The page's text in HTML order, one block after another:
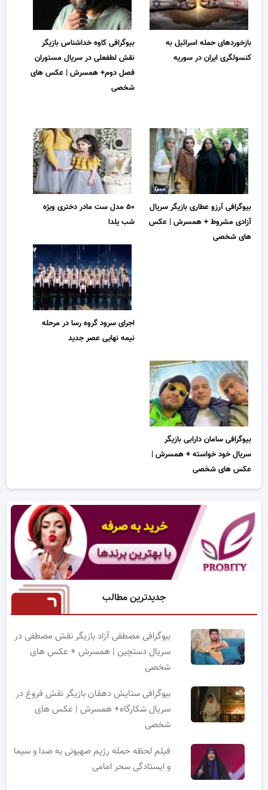
بازخوردهای حمله اسرائیل به
کنسولگری ایران در سوریه
بیوگرافی کاوه خداشناس بازیگر
نقش لطفعلی در سریال مستوران
فصل دوم+ همسرش | عکس های
شخصی
بیوگرافی آرزو عطاری بازیگر سریال
آزادی مشروط + همسرش | عکس
های شخصی
۵۰ مدل ست مادر دختری ویژه
شب یلدا
اجرای سرود گروه رسا در مرحله
نیمه نهایی عصر جدید
بیوگرافی سامان دارابی بازیگر
سریال خود خواسته + همسرش |
عکس های شخصی
جدیدترین مطالب
بیوگرافی مصطفی آزاد بازیگر نقش مصطفی در
سریال دستچین | همسرش + عکس های
شخصی
بیوگرافی ستایش دهقان بازیگر نقش فروغ در
سریال شکارگاه+ همسرش | عکس های
شخصی
فیلم لحظه حمله رژیم صهیونی به صدا و سیما
و ایستادگی سحر امامی